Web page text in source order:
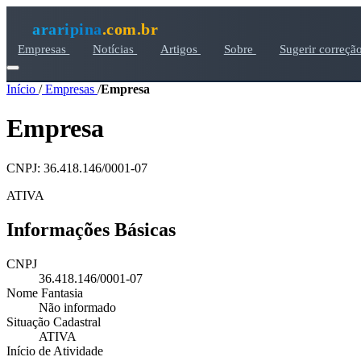
araripina.com.br
Empresas Notícias Artigos Sobre Sugerir
Início /Empresas /Empresa
Empresa
CNPJ: 36.418.146/0001-07
ATIVA
Informações Básicas
CNPJ
36.418.146/0001-07
Nome Fantasia
Não informado
Situação Cadastral
ATIVA
Início de Atividade